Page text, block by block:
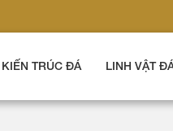
KIẾN TRÚC ĐÁ LINH VẬT